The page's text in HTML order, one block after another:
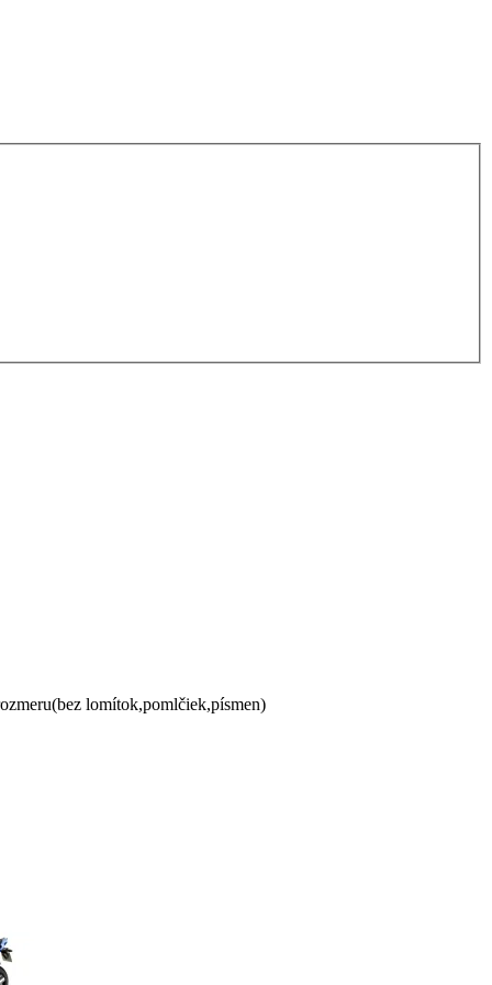
lomítok,pomlčiek,písmen)